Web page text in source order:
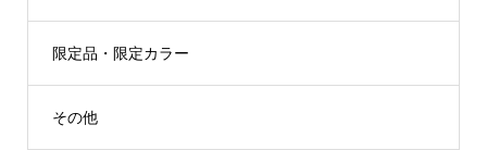
限定品・限定カラー
その他